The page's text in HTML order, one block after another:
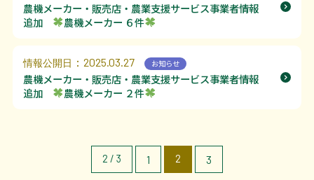
農機メーカー・販売店・農業支援サービス事業者情報
追加
農機メーカー ６件
情報公開日 ：2025.03.27 お知らせ
農機メーカー・販売店・農業支援サービス事業者情報
追加
農機メーカー ２件
2 / 3 1 2 3